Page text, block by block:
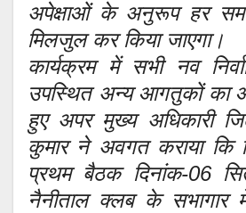
अपेक्षाओं के अनुरूप हर
मिलजुल कर किया जाएगा।
कार्यक्रम में सभी नव
उपस्थित अन्य आगतुकों का
हुए अपर मुख्य अधिकारी
कुमार ने अवगत कराया कि
प्रथम बैठक दिनांक-06
नैनीताल क्लब के सभागार